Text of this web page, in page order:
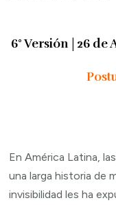
6° Versión | 26 de
En América Latina,
una larga historia de
invisibilidad les ha